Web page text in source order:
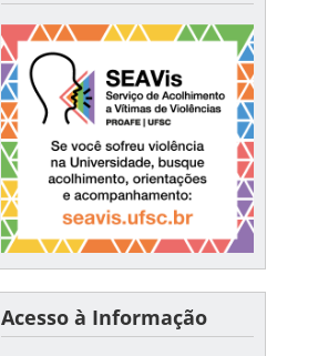
Acesso à Informação